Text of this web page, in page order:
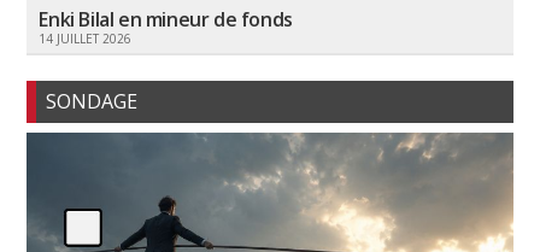
Enki Bilal en mineur de fonds
14 JUILLET 2026
SONDAGE